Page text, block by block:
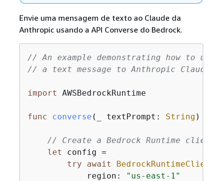
Envie uma mensagem de texto ao Claude da
Anthropic usando a API Converse do Bedrock.
// An example demonstrating how to
// a text message to Anthropic Claude.
import AWSBedrockRuntime
func converse ( textPrompt : String )
// Create a Bedrock Runtime client
let config =
try
await BedrockRuntimeClient
            region:
"us-east-1"